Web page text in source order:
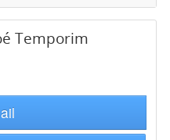
Temporim